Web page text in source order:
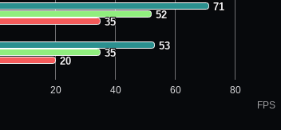
FPS
71
71
53
53
52
52
35
35
35
35
20
20
20 40 60 80